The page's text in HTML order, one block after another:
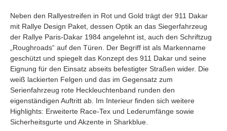
Neben den Rallyestreifen in Rot und Gold trägt der 911 Dakar
mit Rallye Design Paket, dessen Optik an das Siegerfahrzeug
der Rallye Paris-Dakar 1984 angelehnt ist, auch den Schriftzug
„Roughroads“ auf den Türen. Der Begriff ist als Markenname
geschützt und spiegelt das Konzept des 911 Dakar und seine
Eignung für den Einsatz abseits befestigter Straßen wider. Die
weiß lackierten Felgen und das im Gegensatz zum
Serienfahrzeug rote Heckleuchtenband runden den
eigenständigen Auftritt ab. Im Interieur finden sich weitere
Highlights: Erweiterte Race-Tex und Lederumfänge sowie
Sicherheitsgurte und Akzente in Sharkblue.